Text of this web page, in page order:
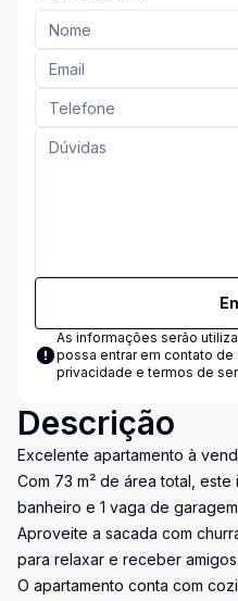
As informações serão
possa entrar em contato de
privacidade e termos de
Descrição
Excelente apartamento à
Com 73 m² de área total,
banheiro e 1 vaga de
Aproveite a sacada com
para relaxar e receber amigos.
O apartamento conta com